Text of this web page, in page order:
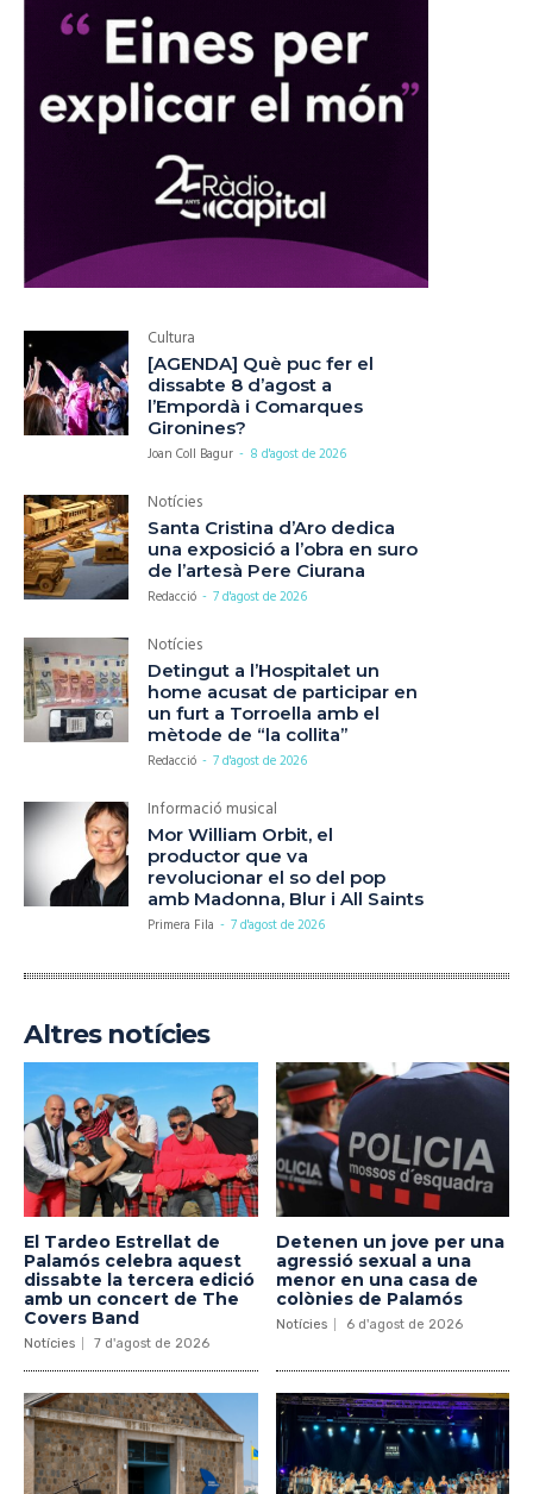
Cultura
[AGENDA] Què puc fer el
dissabte 8 d’agost a
l’Empordà i Comarques
Gironines?
Joan Coll Bagur - 8 d'agost de 2026
Notícies
Santa Cristina d’Aro dedica
una exposició a l’obra en suro
de l’artesà Pere Ciurana
Redacció - 7 d'agost de 2026
Notícies
Detingut a l’Hospitalet un
home acusat de participar en
un furt a Torroella amb el
mètode de “la collita”
Redacció - 7 d'agost de 2026
Informació musical
Mor William Orbit, el
productor que va
revolucionar el so del pop
amb Madonna, Blur i All Saints
Primera Fila - 7 d'agost de 2026
Altres notícies
El Tardeo Estrellat de
Palamós celebra aquest
dissabte la tercera edició
amb un concert de The
Covers Band
Notícies 7 d'agost de 2026
Detenen un jove per una
agressió sexual a una
menor en una casa de
colònies de Palamós
Notícies 6 d'agost de 2026